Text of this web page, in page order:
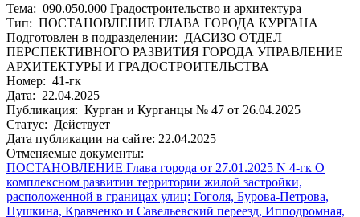
Тема: 090.050.000 Градостроительство и архитектура
Тип: ПОСТАНОВЛЕНИЕ ГЛАВА ГОРОДА КУРГАНА
Подготовлен в подразделении: ДАСИЗО ОТДЕЛ
ПЕРСПЕКТИВНОГО РАЗВИТИЯ ГОРОДА УПРАВЛЕНИЕ
АРХИТЕКТУРЫ И ГРАДОСТРОИТЕЛЬСТВА
Номер: 41-гк
Дата: 22.04.2025
Публикация: Курган и Курганцы № 47 от 26.04.2025
Статус: Действует
Дата публикации на сайте: 22.04.2025
Отменяемые документы:
ПОСТАНОВЛЕНИЕ Глава города от 27.01.2025 N 4-гк О
комплексном развитии территории жилой застройки,
расположенной в границах улиц: Гоголя, Бурова-Петрова,
Пушкина, Кравченко и Савельевский переезд, Ипподромная,